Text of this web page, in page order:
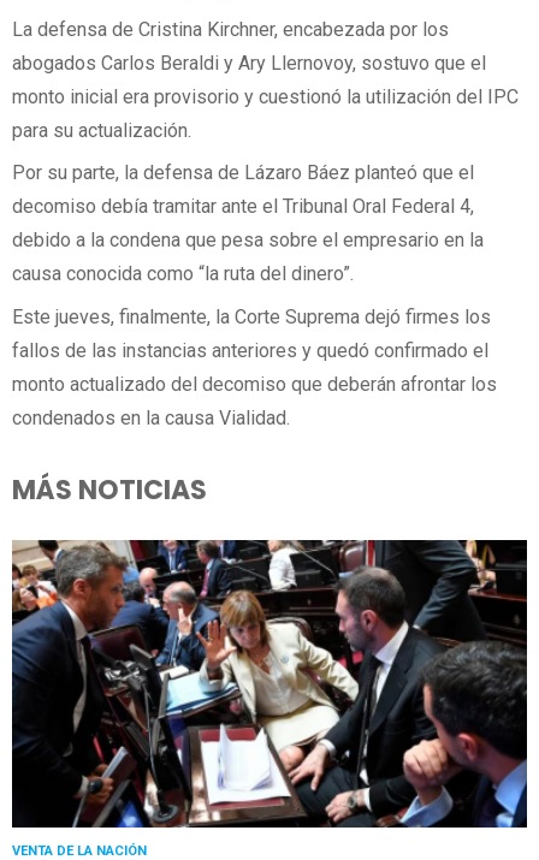
La defensa de Cristina Kirchner, encabezada por los
abogados Carlos Beraldi y Ary Llernovoy, sostuvo que el
monto inicial era provisorio y cuestionó la utilización del IPC
para su actualización.
Por su parte, la defensa de Lázaro Báez planteó que el
decomiso debía tramitar ante el Tribunal Oral Federal 4,
debido a la condena que pesa sobre el empresario en la
causa conocida como “la ruta del dinero”.
Este jueves, finalmente, la Corte Suprema dejó firmes los
fallos de las instancias anteriores y quedó confirmado el
monto actualizado del decomiso que deberán afrontar los
condenados en la causa Vialidad.
MÁS NOTICIAS
VENTA DE LA NACIÓN